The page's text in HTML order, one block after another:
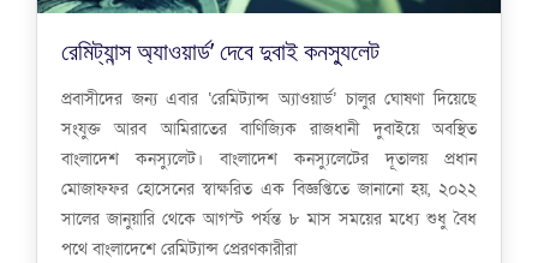
রেমিট্যান্স অ্যাওয়ার্ড’ দেবে দুবাই কনস্যুলেট
প্রবাসীদের জন্য এবার ‘রেমিট্যান্স অ্যাওয়ার্ড’ চালুর ঘোষণা দিয়েছে
সংযুক্ত আরব আমিরাতের বাণিজ্যিক রাজধানী দুবাইয়ে অবস্থিত
বাংলাদেশ কনস্যুলেট। বাংলাদেশ কনস্যুলেটের দূতালয় প্রধান
মোজাফফর হোসেনের স্বাক্ষরিত এক বিজ্ঞপ্তিতে জানানো হয়, ২০২২
সালের জানুয়ারি থেকে আগস্ট পর্যন্ত ৮ মাস সময়ের মধ্যে শুধু বৈধ
পথে বাংলাদেশে রেমিট্যান্স প্রেরণকারীরা